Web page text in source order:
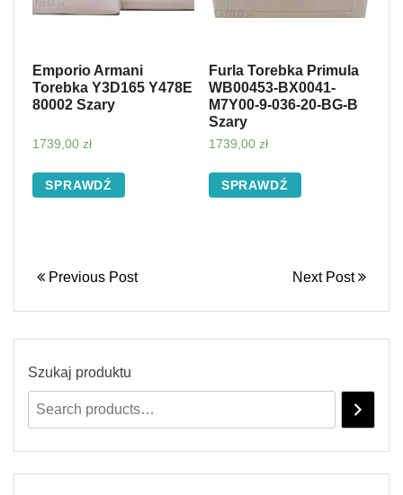
Emporio Armani
Torebka Y3D165 Y478E
80002 Szary
1739,00 zł
SPRAWDŹ
Furla Torebka Primula
WB00453-BX0041-
M7Y00-9-036-20-BG-B
Szary
1739,00 zł
SPRAWDŹ
Previous Post Next Post
Szukaj produktu